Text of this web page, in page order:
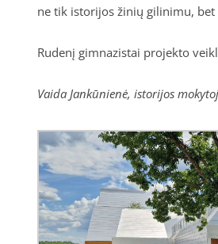
ne tik istorijos žinių gilinimu,
Rudenį gimnazistai projekto
Vaida Jankūnienė, istorijos